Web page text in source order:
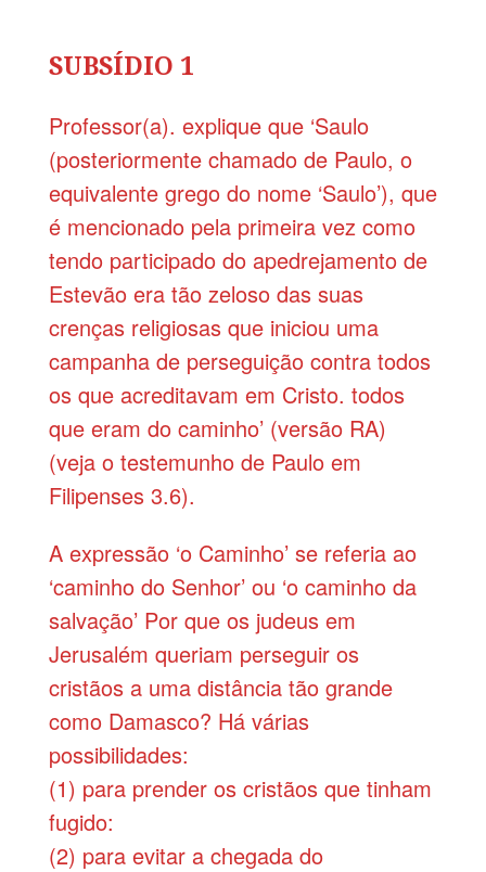
SUBSÍDIO 1
Professor(a). explique que ‘Saulo
(posteriormente chamado de Paulo, o
equivalente grego do nome ‘Saulo’), que
é mencionado pela primeira vez como
tendo participado do apedrejamento de
Estevão era tão zeloso das suas
crenças religiosas que iniciou uma
campanha de perseguição contra todos
os que acreditavam em Cristo. todos
que eram do caminho’ (versão RA)
(veja o testemunho de Paulo em
Filipenses 3.6).
A expressão ‘o Caminho’ se referia ao
‘caminho do Senhor’ ou ‘o caminho da
salvação’ Por que os judeus em
Jerusalém queriam perseguir os
cristãos a uma distância tão grande
como Damasco? Há várias
possibilidades:
(1) para prender os cris­tãos que tinham
fugido:
(2) para evitar a chegada do